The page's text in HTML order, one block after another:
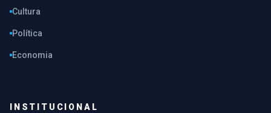
Cultura
Política
Economia
INSTITUCIONAL